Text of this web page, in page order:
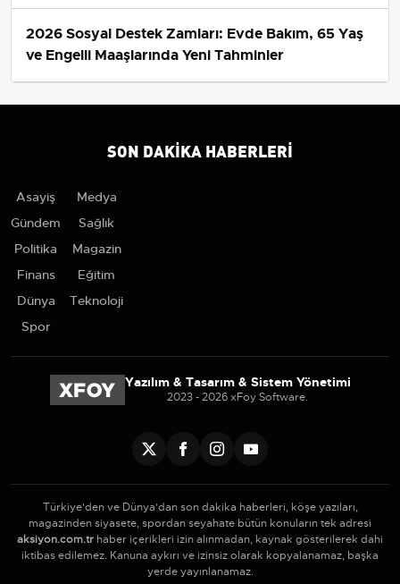
2026 Sosyal Destek Zamları: Evde Bakım, 65 Yaş
ve Engelli Maaşlarında Yeni Tahminler
SON DAKIKA HABERLERI
Asayiş
Gündem
Politika
Finans
Dünya
Spor
Medya
Sağlık
Magazin
Eğitim
Teknoloji
Yazılım & Tasarım & Sistem Yönetimi
2023 - 2026 xFoy Software.
Türkiye'den ve Dünya’dan son dakika haberleri, köşe yazıları,
magazinden siyasete, spordan seyahate bütün konuların tek adresi
aksiyon.com.tr haber içerikleri izin alınmadan, kaynak gösterilerek dahi
iktibas edilemez. Kanuna aykırı ve izinsiz olarak kopyalanamaz, başka
yerde yayınlanamaz.